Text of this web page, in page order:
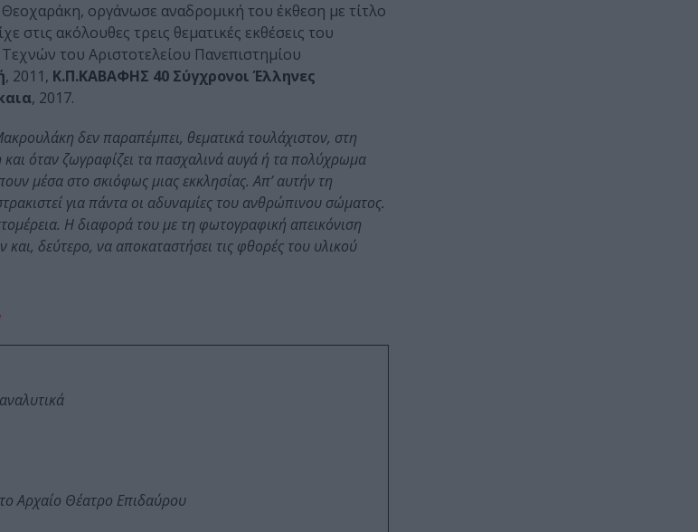
οργάνωσε αναδρομική του έκθεση με τίτλο
στις ακόλουθες τρεις θεματικές εκθέσεις του
του Αριστοτελείου Πανεπιστημίου
, 2011, Κ.Π.ΚΑΒΑΦΗΣ 40 Σύγχρονοι Έλληνες
, 2017.
δεν παραπέμπει, θεματικά τουλάχιστον, στη
όταν ζωγραφίζει τα πασχαλινά αυγά ή τα πολύχρωμα
μέσα στο σκιόφως μιας εκκλησίας. Απ’ αυτήν τη
για πάντα οι αδυναμίες του ανθρώπινου σώματος.
Η διαφορά του με τη φωτογραφική απεικόνιση
και, δεύτερο, να αποκαταστήσει τις φθορές του υλικού
Αρχαίο Θέατρο Επιδαύρου